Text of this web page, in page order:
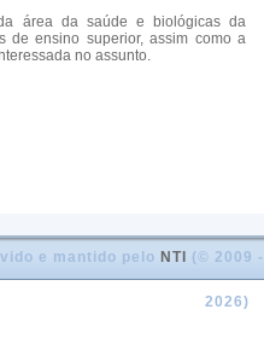
área da saúde e biológicas da
de ensino superior, assim como a
no assunto.
e mantido pelo NTI (© 2009 -
2026)